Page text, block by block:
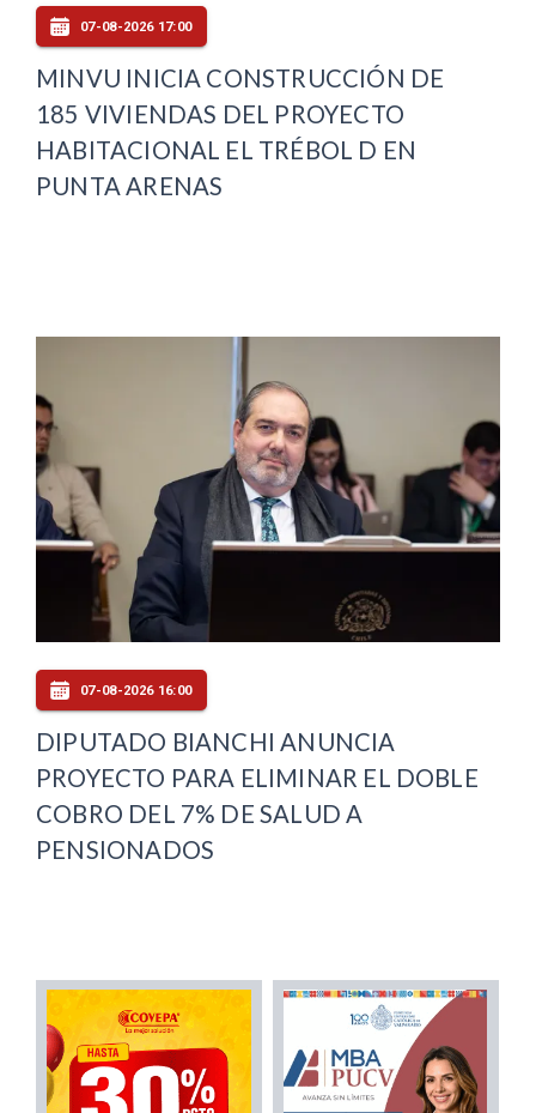
07-08-2026 17:00
MINVU INICIA CONSTRUCCIÓN DE
185 VIVIENDAS DEL PROYECTO
HABITACIONAL EL TRÉBOL D EN
PUNTA ARENAS
07-08-2026 16:00
DIPUTADO BIANCHI ANUNCIA
PROYECTO PARA ELIMINAR EL DOBLE
COBRO DEL 7% DE SALUD A
PENSIONADOS